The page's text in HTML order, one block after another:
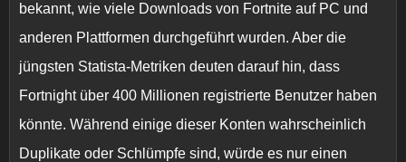
bekannt, wie viele Downloads von Fortnite auf PC und
anderen Plattformen durchgeführt wurden. Aber die
jüngsten Statista-Metriken deuten darauf hin, dass
Fortnight über 400 Millionen registrierte Benutzer haben
könnte. Während einige dieser Konten wahrscheinlich
Duplikate oder Schlümpfe sind, würde es nur einen